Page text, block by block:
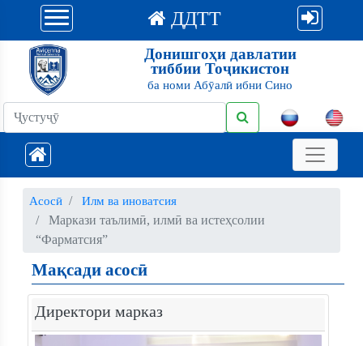
ДДТТ
Донишгоҳи давлатии
тиббии Тоҷикистон
ба номи Абӯалӣ ибни Сино
Асосӣ Илм ва иноватсия
Маркази таълимӣ, илмӣ ва истеҳсолии
“Фарматсия”
Мақсади асосӣ
Директори марказ